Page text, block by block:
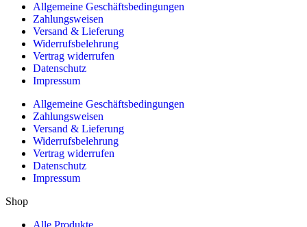
Allgemeine Geschäftsbedingungen
Zahlungsweisen
Versand & Lieferung
Widerrufsbelehrung
Vertrag widerrufen
Datenschutz
Impressum
Allgemeine Geschäftsbedingungen
Zahlungsweisen
Versand & Lieferung
Widerrufsbelehrung
Vertrag widerrufen
Datenschutz
Impressum
Shop